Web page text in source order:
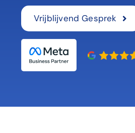
Vrijblijvend Gesprek